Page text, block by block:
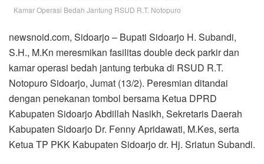
Kamar Operasi Bedah Jantung RSUD R.T. Notopuro
newsnoid.com, Sidoarjo – Bupati Sidoarjo H. Subandi,
S.H., M.Kn meresmikan fasilitas double deck parkir dan
kamar operasi bedah jantung terbuka di RSUD R.T.
Notopuro Sidoarjo, Jumat (13/2). Peresmian ditandai
dengan penekanan tombol bersama Ketua DPRD
Kabupaten Sidoarjo Abdillah Nasikh, Sekretaris Daerah
Kabupaten Sidoarjo Dr. Fenny Apridawati, M.Kes, serta
Ketua TP PKK Kabupaten Sidoarjo dr. Hj. Sriatun Subandi.